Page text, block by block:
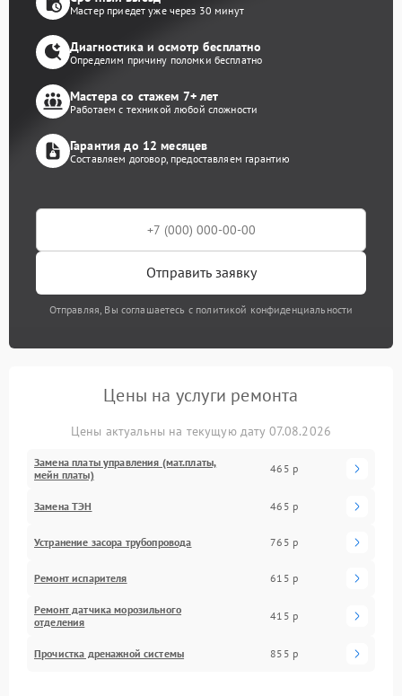
Мастер приедет уже через 30 минут
Диагностика и осмотр бесплатно
Определим причину поломки бесплатно
Мастера со стажем 7+ лет
Работаем с техникой любой сложности
Гарантия до 12 месяцев
Составляем договор, предоставляем гарантию
Отправить заявку
Отправляя, Вы соглашаетесь с политикой конфиденциальности
Цены на услуги ремонта
Цены актуальны на текущую дату 07.08.2026
Замена платы управления (мат.платы,
мейн платы)
465 р
Замена ТЭН 465 р
Устранение засора трубопровода 765 р
Ремонт испарителя 615 р
Ремонт датчика морозильного
отделения
415 р
Прочистка дренажной системы 855 р